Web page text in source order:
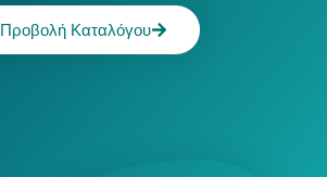
Προβολή Καταλόγου